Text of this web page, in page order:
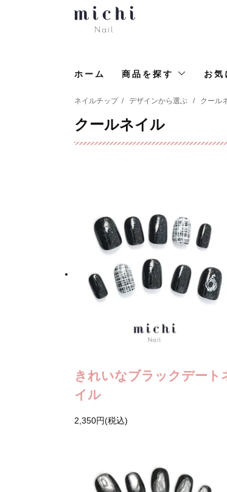
ホーム 商品を探す お気
ネイルチップ / デザインから選ぶ / クール
クールネイル
きれいなブラックデート
イル
2,350円(税込)